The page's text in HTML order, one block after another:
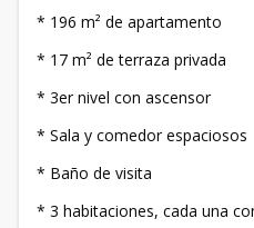
* 196 m² de apartamento
* 17 m² de terraza privada
* 3er nivel con ascensor
* Sala y comedor espaciosos
* Baño de visita
* 3 habitaciones, cada una